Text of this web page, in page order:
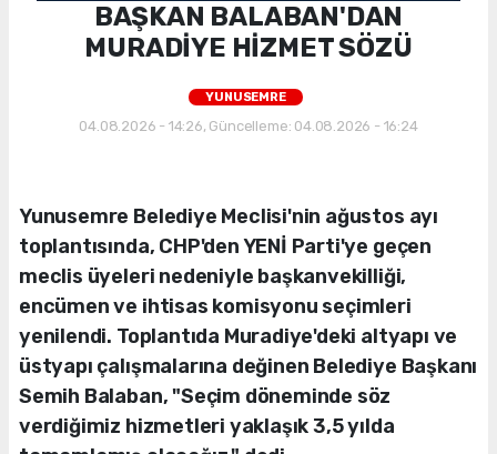
BAŞKAN BALABAN'DAN
MURADİYE HİZMET SÖZÜ
YUNUSEMRE
04.08.2026 - 14:26, Güncelleme: 04.08.2026 - 16:24
Yunusemre Belediye Meclisi'nin ağustos ayı
toplantısında, CHP'den YENİ Parti'ye geçen
meclis üyeleri nedeniyle başkanvekilliği,
encümen ve ihtisas komisyonu seçimleri
yenilendi. Toplantıda Muradiye'deki altyapı ve
üstyapı çalışmalarına değinen Belediye Başkanı
Semih Balaban, "Seçim döneminde söz
verdiğimiz hizmetleri yaklaşık 3,5 yılda